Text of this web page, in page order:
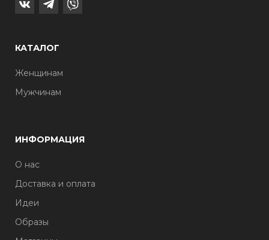
КАТАЛОГ
Женщинам
Мужчинам
ИНФОРМАЦИЯ
О нас
Доставка и оплата
Идеи
Образы